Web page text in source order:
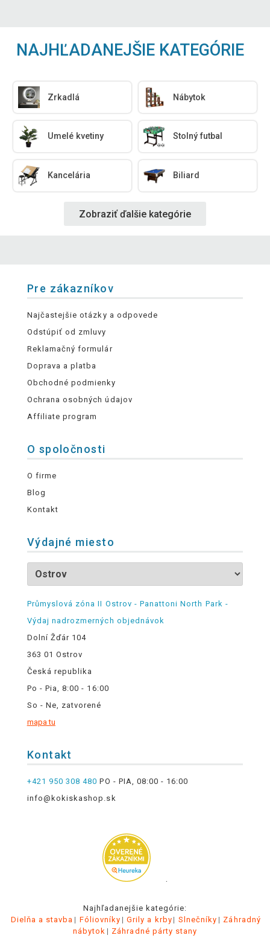
NAJHĽADANEJŠIE KATEGÓRIE
Zrkadlá Nábytok
Umelé kvetiny Stolný futbal
Kancelária Biliard
Zobraziť ďalšie kategórie
Pre zákazníkov
Najčastejšie otázky a odpovede
Odstúpiť od zmluvy
Reklamačný formulár
Doprava a platba
Obchodné podmienky
Ochrana osobných údajov
Affiliate program
O spoločnosti
O firme
Blog
Kontakt
Výdajné miesto
Průmyslová zóna II Ostrov - Panattoni North Park -
Výdaj nadrozmerných objednávok
Dolní Žďár 104
363 01 Ostrov
Česká republika
Po - Pia, 8:00 - 16:00
So - Ne, zatvorené
mapa tu
Kontakt
+421 950 308 480 PO - PIA, 08:00 - 16:00
info@kokiskashop.sk
.
Najhľadanejšie kategórie:
Dielňa a stavba
Fóliovníky Grily a krby Slnečníky
Záhradný
nábytok
Záhradné párty stany